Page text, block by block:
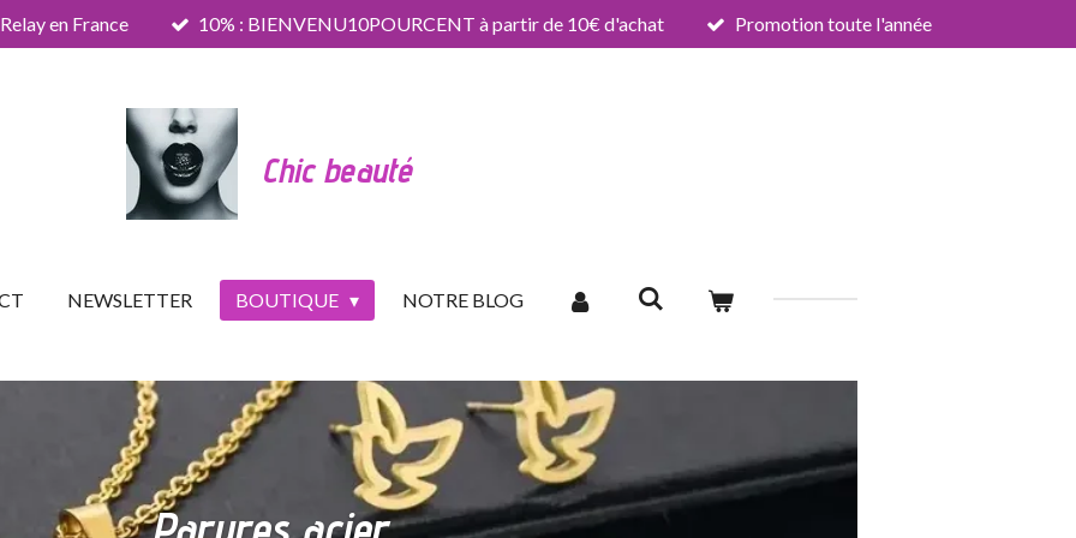
en France 10% : BIENVENU10POURCENT à partir de 10€ d'achat Promotion toute l'année
Chic beauté
NEWSLETTER BOUTIQUE NOTRE BLOG